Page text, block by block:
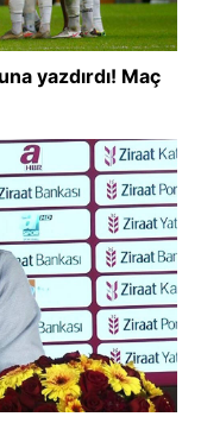
yazdırdı! Maç